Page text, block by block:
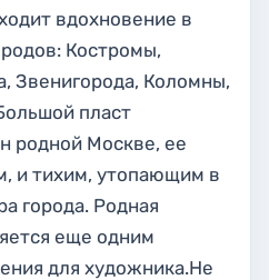
вдохновение в
Костромы,
Звенигорода, Коломны,
пласт
родной Москве, ее
и тихим, утопающим в
города. Родная
еще одним
для художника.Не